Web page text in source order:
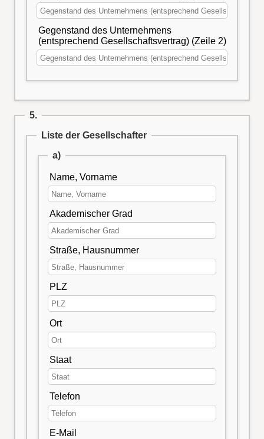
Gegenstand des Unternehmens
(entsprechend Gesellschaftsvertrag) (Zeile 2)
5.
Liste der Gesellschafter
a)
Name, Vorname
Akademischer Grad
Straße, Hausnummer
PLZ
Ort
Staat
Telefon
E-Mail